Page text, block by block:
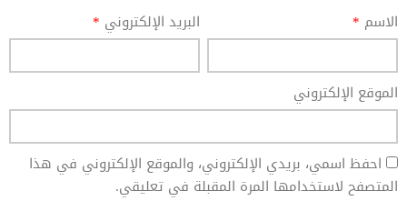
الاسم * البريد الإلكتروني *
الموقع الإلكتروني
احفظ اسمي، بريدي الإلكتروني، والموقع الإلكتروني في هذا
المتصفح لاستخدامها المرة المقبلة في تعليقي.